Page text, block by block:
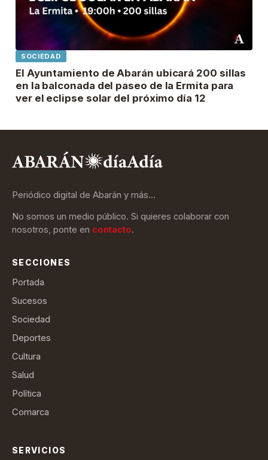
SOCIEDAD
El Ayuntamiento de Abarán ubicará 200 sillas
en la balconada del paseo de la Ermita para
ver el eclipse solar del próximo día 12
Periódico digital de Abarán y más…
No somos un medio público. Si quieres colaborar con
nosotros, ponte en contacto.
SECCIONES
Portada
Sucesos
Sociedad
Deportes
Cultura
Salud
Política
Comarca
SERVICIOS